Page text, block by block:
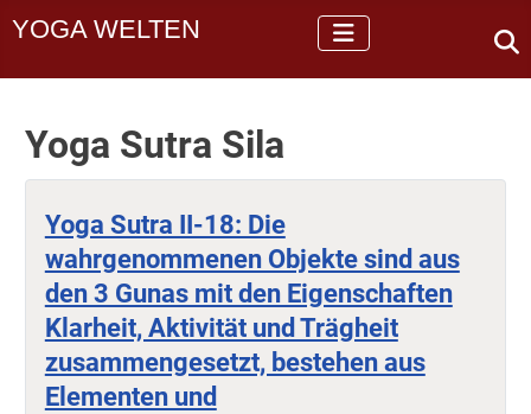
YOGA WELTEN
Yoga Sutra Sila
Yoga Sutra II-18: Die
wahrgenommenen Objekte sind aus
den 3 Gunas mit den Eigenschaften
Klarheit, Aktivität und Trägheit
zusammengesetzt, bestehen aus
Elementen und